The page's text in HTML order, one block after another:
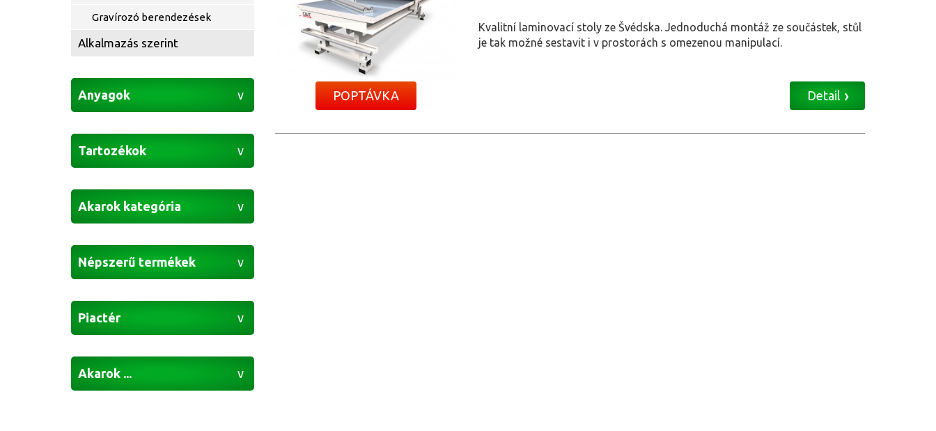
Gravírozó berendezések
Alkalmazás szerint
Anyagok
Tartozékok
Akarok kategória
Népszerű termékek
Piactér
Akarok ...
Kvalitní laminovací stoly ze Švédska. Jednoduchá montáž ze součástek, stůl
je tak možné sestavit i v prostorách s omezenou manipulací.
POPTÁVKA Detail